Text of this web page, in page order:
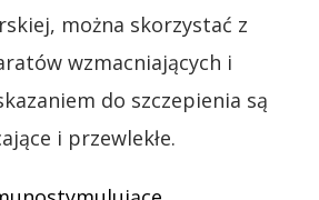
można skorzystać z
wzmacniających i
do szczepienia są
i przewlekłe.